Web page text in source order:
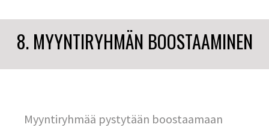
8. MYYNTIRYHMÄN BOOSTAAMINEN
Myyntiryhmää pystytään boostaamaan